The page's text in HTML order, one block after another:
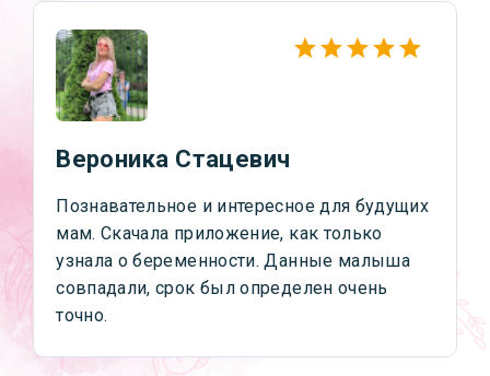
Вероника Стацевич
Познавательное и интересное для будущих
мам. Скачала приложение, как только
узнала о беременности. Данные малыша
совпадали, срок был определен очень
точно.